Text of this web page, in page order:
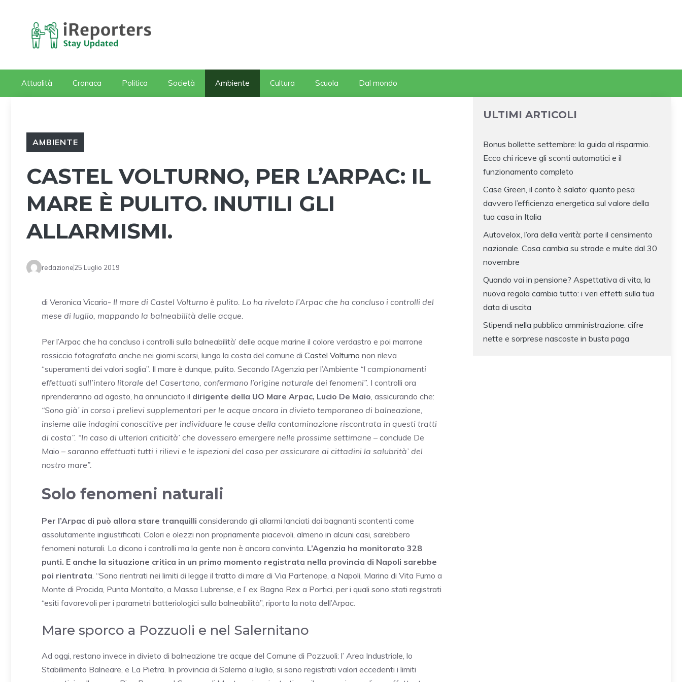
contenuto
Attualità Cronaca Politica Società Ambiente Cultura Scuola Dal mondo
AMBIENTE
CASTEL VOLTURNO, PER L’ARPAC: IL
MARE È PULITO. INUTILI GLI
ALLARMISMI.
redazione25 Luglio 2019
di Veronica Vicario- Il mare di Castel Volturno è pulito. Lo ha rivelato l’Arpac che ha concluso i controlli del
mese di luglio, mappando la balneabilità delle acque.
Per l’Arpac che ha concluso i controlli sulla balneabilità’ delle acque marine il colore verdastro e poi marrone
rossiccio fotografato anche nei giorni scorsi, lungo la costa del comune di Castel Volturno non rileva
“superamenti dei valori soglia”. Il mare è dunque, pulito. Secondo l’Agenzia per l’Ambiente “I campionamenti
effettuati sull’intero litorale del Casertano, confermano l’origine naturale dei fenomeni”. I controlli ora
riprenderanno ad agosto, ha annunciato il dirigente della UO Mare Arpac, Lucio De Maio, assicurando che:
“Sono già’ in corso i prelievi supplementari per le acque ancora in divieto temporaneo di balneazione,
insieme alle indagini conoscitive per individuare le cause della contaminazione riscontrata in questi tratti
di costa”. “In caso di ulteriori criticità’ che dovessero emergere nelle prossime settimane – conclude De
Maio – saranno effettuati tutti i rilievi e le ispezioni del caso per assicurare ai cittadini la salubrità’ del
nostro mare”.
Solo fenomeni naturali
Per l’Arpac di può allora stare tranquilli considerando gli allarmi lanciati dai bagnanti scontenti come
assolutamente ingiustificati. Colori e olezzi non propriamente piacevoli, almeno in alcuni casi, sarebbero
fenomeni naturali. Lo dicono i controlli ma la gente non è ancora convinta. L’Agenzia ha monitorato 328
punti. E anche la situazione critica in un primo momento registrata nella provincia di Napoli sarebbe
poi rientrata. “Sono rientrati nei limiti di legge il tratto di mare di Via Partenope, a Napoli, Marina di Vita Fumo a
Monte di Procida, Punta Montalto, a Massa Lubrense, e l’ ex Bagno Rex a Portici, per i quali sono stati registrati
“esiti favorevoli per i parametri batteriologici sulla balneabilità”, riporta la nota dell’Arpac.
Mare sporco a Pozzuoli e nel Salernitano
Ad oggi, restano invece in divieto di balneazione tre acque del Comune di Pozzuoli: l’ Area Industriale, lo
Stabilimento Balneare, e La Pietra. In provincia di Salerno a luglio, si sono registrati valori eccedenti i limiti
ULTIMI ARTICOLI
Bonus bollette settembre: la guida al risparmio.
Ecco chi riceve gli sconti automatici e il
funzionamento completo
Case Green, il conto è salato: quanto pesa
davvero l’efficienza energetica sul valore della
tua casa in Italia
Autovelox, l’ora della verità: parte il censimento
nazionale. Cosa cambia su strade e multe dal 30
novembre
Quando vai in pensione? Aspettativa di vita, la
nuova regola cambia tutto: i veri effetti sulla tua
data di uscita
Stipendi nella pubblica amministrazione: cifre
nette e sorprese nascoste in busta paga